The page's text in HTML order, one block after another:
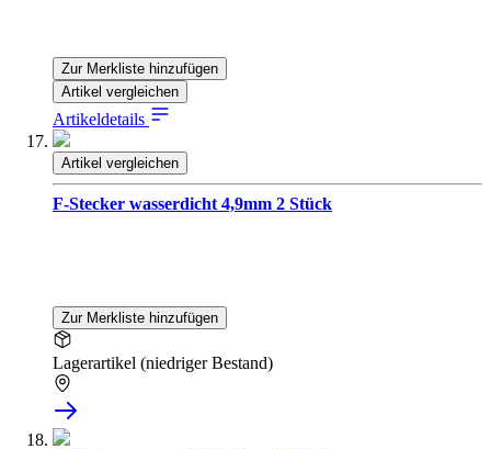
Zur Merkliste hinzufügen
Artikel vergleichen
Artikeldetails
Artikel vergleichen
F-Stecker wasserdicht 4,9mm 2 Stück
Zur Merkliste hinzufügen
Lagerartikel (niedriger Bestand)